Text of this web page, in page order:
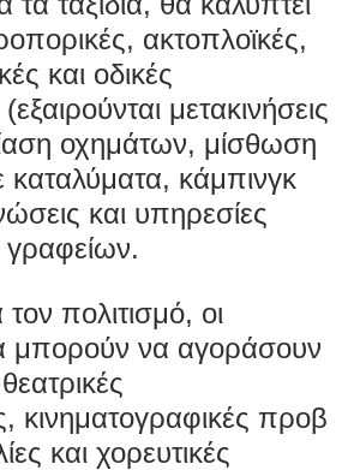
ακτοπλοϊκές,
και οδικές
μετακινήσεις
οχημάτων, μίσθωση
κάμπινγκ
και υπηρεσίες
γραφείων.
πολιτισμό, οι
μπορούν να αγοράσουν
κινηματογραφικές προβ
και χορευτικές